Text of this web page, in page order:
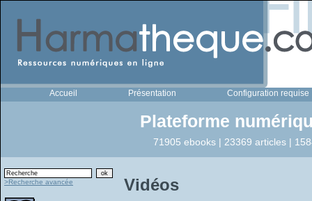
Accueil Présentation Configuration requise
Plateforme
71905 ebooks | 23369 articles |
>Recherche avancée Vidéos